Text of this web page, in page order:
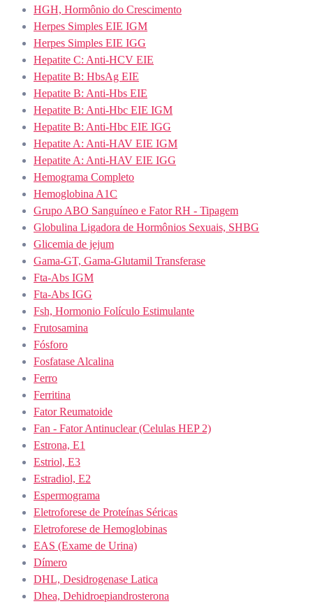
HGH, Hormônio do Crescimento
Herpes Simples EIE IGM
Herpes Simples EIE IGG
Hepatite C: Anti-HCV EIE
Hepatite B: HbsAg EIE
Hepatite B: Anti-Hbs EIE
Hepatite B: Anti-Hbc EIE IGM
Hepatite B: Anti-Hbc EIE IGG
Hepatite A: Anti-HAV EIE IGM
Hepatite A: Anti-HAV EIE IGG
Hemograma Completo
Hemoglobina A1C
Grupo ABO Sanguíneo e Fator RH - Tipagem
Globulina Ligadora de Hormônios Sexuais, SHBG
Glicemia de jejum
Gama-GT, Gama-Glutamil Transferase
Fta-Abs IGM
Fta-Abs IGG
Fsh, Hormonio Folículo Estimulante
Frutosamina
Fósforo
Fosfatase Alcalina
Ferro
Ferritina
Fator Reumatoide
Fan - Fator Antinuclear (Celulas HEP 2)
Estrona, E1
Estriol, E3
Estradiol, E2
Espermograma
Eletroforese de Proteínas Séricas
Eletroforese de Hemoglobinas
EAS (Exame de Urina)
Dímero
DHL, Desidrogenase Latica
Dhea, Dehidroepiandrosterona